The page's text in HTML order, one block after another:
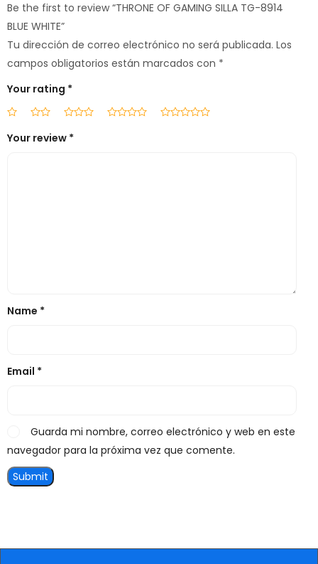
Be the first to review “THRONE OF GAMING SILLA TG-8914
BLUE WHITE”
Tu dirección de correo electrónico no será publicada. Los
campos obligatorios están marcados con *
Your rating *
Your review *
Name *
Email *
Guarda mi nombre, correo electrónico y web en este
navegador para la próxima vez que comente.